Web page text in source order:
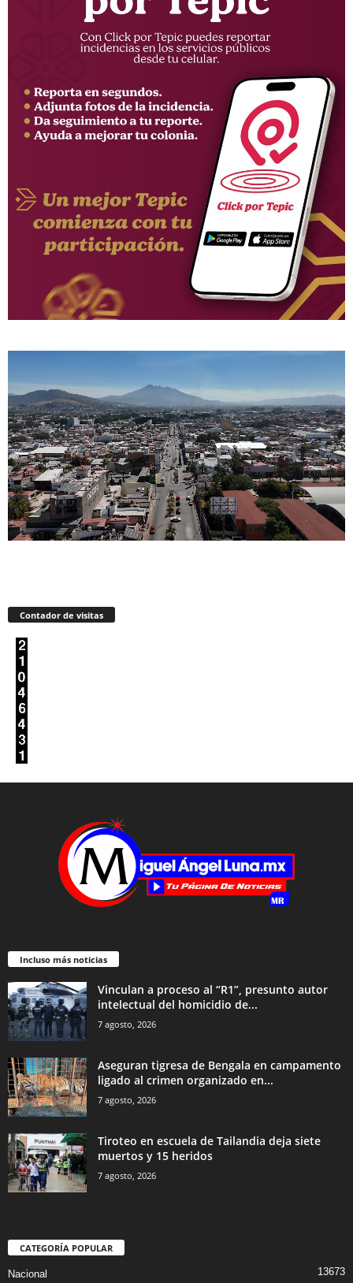
Contador de visitas
Incluso más noticias
Vinculan a proceso al “R1”, presunto autor
intelectual del homicidio de...
7 agosto, 2026
Aseguran tigresa de Bengala en campamento
ligado al crimen organizado en...
7 agosto, 2026
Tiroteo en escuela de Tailandia deja siete
muertos y 15 heridos
7 agosto, 2026
CATEGORÍA POPULAR
Nacional 13673